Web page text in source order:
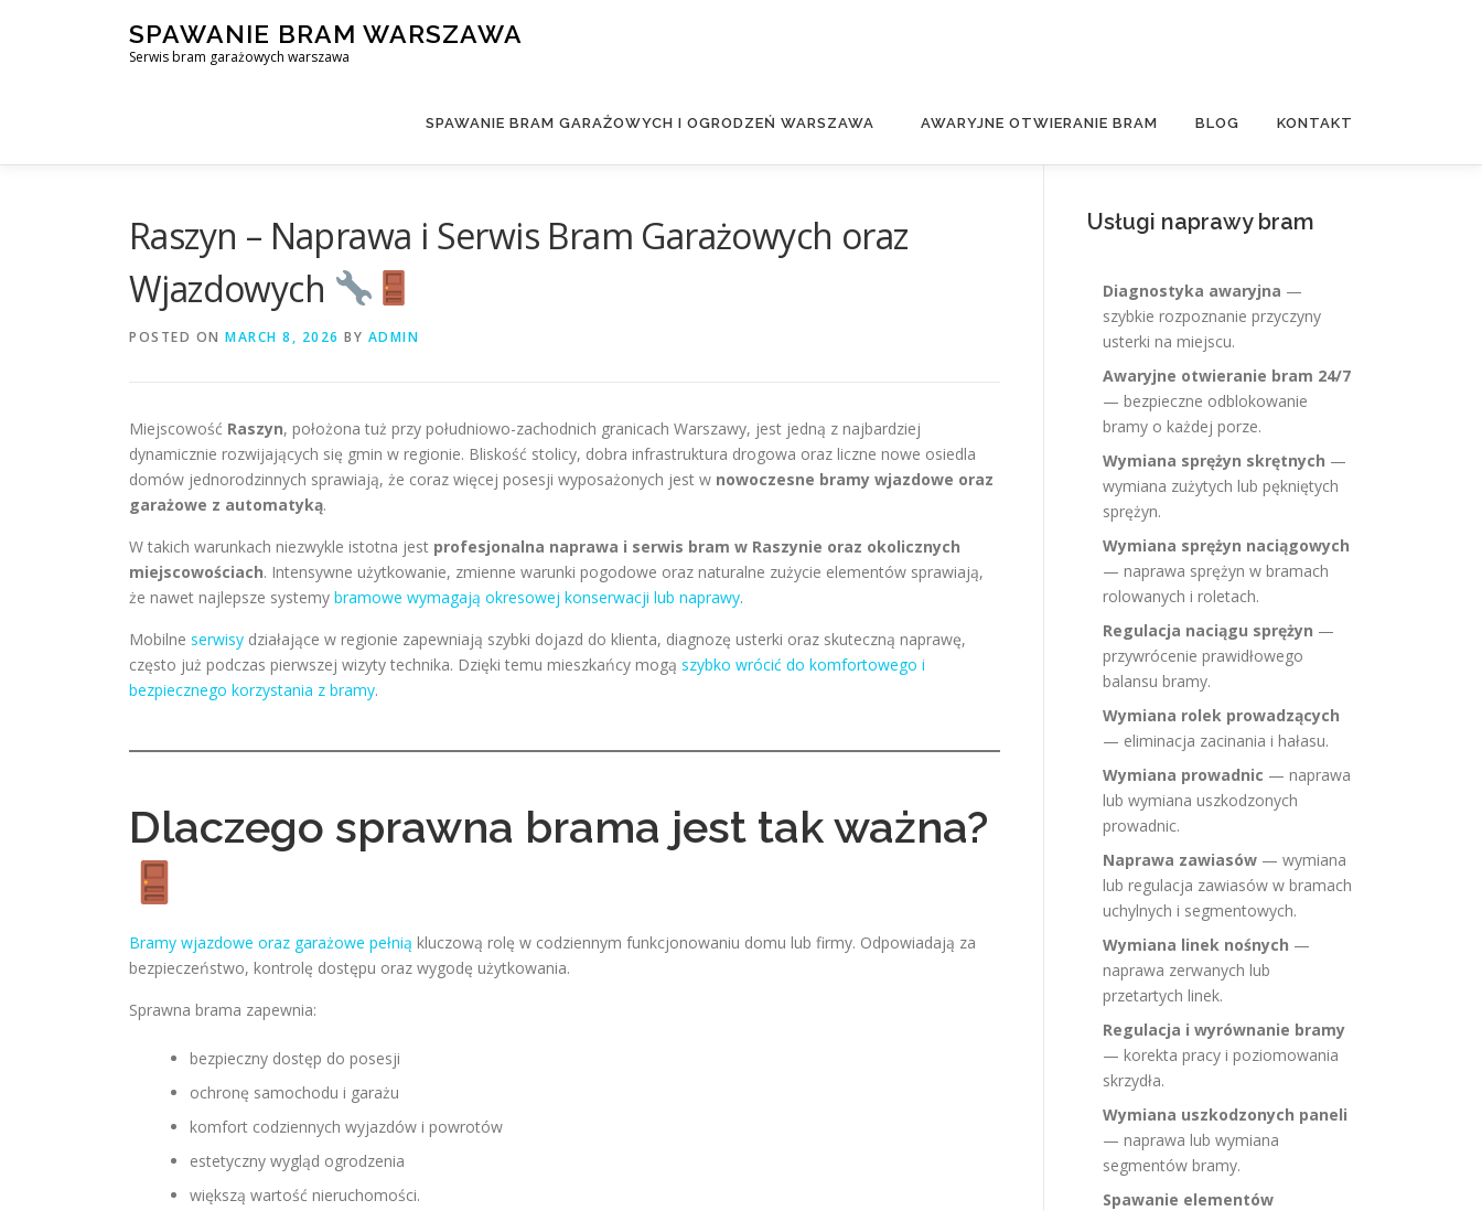
SPAWANIE BRAM WARSZAWA
Serwis bram garażowych warszawa
SPAWANIE BRAM GARAŻOWYCH I OGRODZEŃ WARSZAWA AWARYJNE OTWIERANIE BRAM BLOG KONTAKT
Raszyn – Naprawa i Serwis Bram Garażowych oraz
Wjazdowych
POSTED ON MARCH 8, 2026 BY ADMIN
Miejscowość Raszyn, położona tuż przy południowo-zachodnich granicach Warszawy, jest jedną z najbardziej
dynamicznie rozwijających się gmin w regionie. Bliskość stolicy, dobra infrastruktura drogowa oraz liczne nowe osiedla
domów jednorodzinnych sprawiają, że coraz więcej posesji wyposażonych jest w nowoczesne bramy wjazdowe oraz
garażowe z automatyką.
W takich warunkach niezwykle istotna jest profesjonalna naprawa i serwis bram w Raszynie oraz okolicznych
miejscowościach. Intensywne użytkowanie, zmienne warunki pogodowe oraz naturalne zużycie elementów sprawiają,
że nawet najlepsze systemy bramowe wymagają okresowej konserwacji lub naprawy.
Mobilne serwisy działające w regionie zapewniają szybki dojazd do klienta, diagnozę usterki oraz skuteczną naprawę,
często już podczas pierwszej wizyty technika. Dzięki temu mieszkańcy mogą szybko wrócić do komfortowego i
bezpiecznego korzystania z bramy.
Dlaczego sprawna brama jest tak ważna?
Bramy wjazdowe oraz garażowe pełnią kluczową rolę w codziennym funkcjonowaniu domu lub firmy. Odpowiadają za
bezpieczeństwo, kontrolę dostępu oraz wygodę użytkowania.
Sprawna brama zapewnia:
bezpieczny dostęp do posesji
ochronę samochodu i garażu
komfort codziennych wyjazdów i powrotów
estetyczny wygląd ogrodzenia
większą wartość nieruchomości.
Usługi naprawy bram
Diagnostyka awaryjna —
szybkie rozpoznanie przyczyny
usterki na miejscu.
Awaryjne otwieranie bram 24/7
— bezpieczne odblokowanie
bramy o każdej porze.
Wymiana sprężyn skrętnych —
wymiana zużytych lub pękniętych
sprężyn.
Wymiana sprężyn naciągowych
— naprawa sprężyn w bramach
rolowanych i roletach.
Regulacja naciągu sprężyn —
przywrócenie prawidłowego
balansu bramy.
Wymiana rolek prowadzących
— eliminacja zacinania i hałasu.
Wymiana prowadnic — naprawa
lub wymiana uszkodzonych
prowadnic.
Naprawa zawiasów — wymiana
lub regulacja zawiasów w bramach
uchylnych i segmentowych.
Wymiana linek nośnych —
naprawa zerwanych lub
przetartych linek.
Regulacja i wyrównanie bramy
— korekta pracy i poziomowania
skrzydła.
Wymiana uszkodzonych paneli
— naprawa lub wymiana
segmentów bramy.
Spawanie elementów